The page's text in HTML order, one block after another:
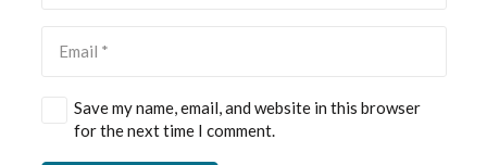
Save my name, email, and website in this browser
for the next time I comment.